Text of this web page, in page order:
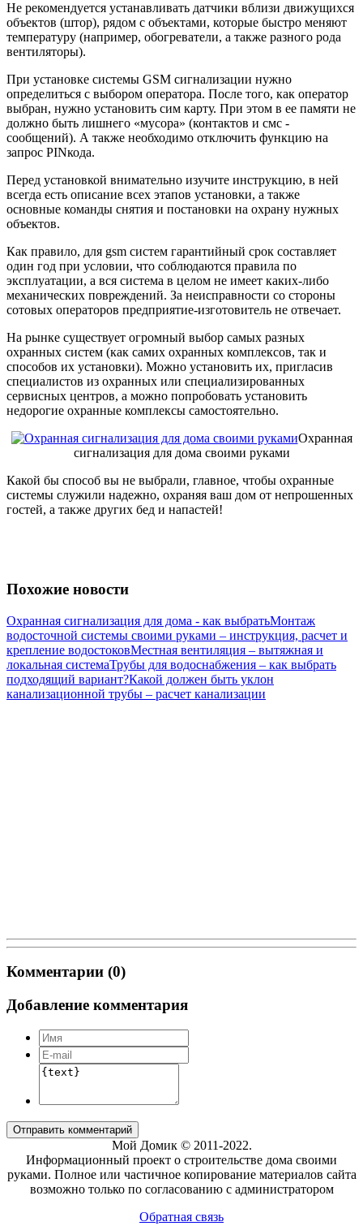
Не рекомендуется устанавливать датчики вблизи движущихся
объектов (штор), рядом с объектами, которые быстро меняют
температуру (например, обогреватели, а также разного рода
вентиляторы).
При установке системы GSM сигнализации нужно
определиться с выбором оператора. После того, как оператор
выбран, нужно установить сим карту. При этом в ее памяти не
должно быть лишнего «мусора» (контактов и смс -
сообщений). А также необходимо отключить функцию на
запрос PINкода.
Перед установкой внимательно изучите инструкцию, в ней
всегда есть описание всех этапов установки, а также
основные команды снятия и постановки на охрану нужных
объектов.
Как правило, для gsm систем гарантийный срок составляет
один год при условии, что соблюдаются правила по
эксплуатации, а вся система в целом не имеет каких-либо
механических повреждений. За неисправности со стороны
сотовых операторов предприятие-изготовитель не отвечает.
На рынке существует огромный выбор самых разных
охранных систем (как самих охранных комплексов, так и
способов их установки). Можно установить их, пригласив
специалистов из охранных или специализированных
сервисных центров, а можно попробовать установить
недорогие охранные комплексы самостоятельно.
Охранная
сигнализация для дома своими руками
Какой бы способ вы не выбрали, главное, чтобы охранные
системы служили надежно, охраняя ваш дом от непрошенных
гостей, а также других бед и напастей!
Похожие новости
Охранная сигнализация для дома - как выбратьМонтаж
водосточной системы своими руками – инструкция, расчет и
крепление водостоковМестная вентиляция – вытяжная и
локальная системаТрубы для водоснабжения – как выбрать
подходящий вариант?Какой должен быть уклон
канализационной трубы – расчет канализации
Комментарии (0)
Добавление комментария
Отправить комментарий
Мой Домик © 2011-2022.
Информационный проект о строительстве дома своими
руками. Полное или частичное копирование материалов сайта
возможно только по согласованию с администратором
Обратная связь